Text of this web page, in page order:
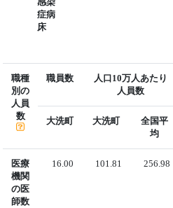
症病
床
職種
別の
人員
数
職員数
人口10万人あたり
人員数
大洗町
大洗町
全国平
均
医療
機関
の医
師数
16.00 101.81 256.98